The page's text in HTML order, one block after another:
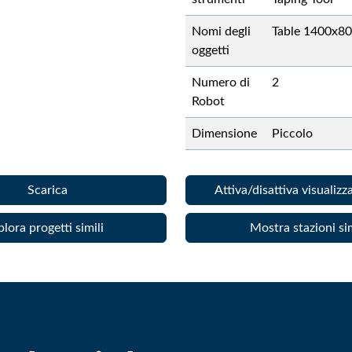
Nomi degli
oggetti
Table
Numero di
Robot
2
Dimensione Piccolo
Scarica Attiva/disattiva
progetti simili Mostra stazioni